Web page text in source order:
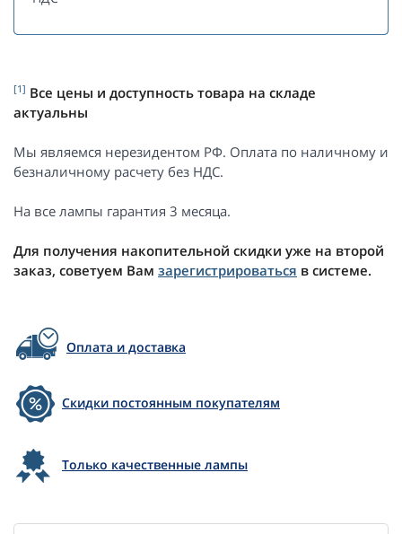
[1] Все цены и доступность товара на складе
актуальны
Мы являемся нерезидентом РФ. Оплата по наличному и
безналичному расчету без НДС.
На все лампы гарантия 3 месяца.
Для получения накопительной скидки уже на второй
заказ, советуем Вам зарегистрироваться в системе.
Оплата и доставка
Скидки постоянным покупателям
Только качественные лампы